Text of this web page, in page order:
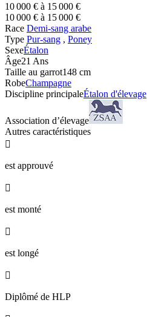
10 000 € à 15 000 €
10 000 € à 15 000 €
Race Demi-sang arabe
Type Pur-sang , Poney
SexeÉtalon
Âge21 Ans
Taille au garrot148 cm
RobeChampagne
Discipline principaleÉtalon d'élevage
Association d’élevage
Autres caractéristiques

est approuvé

est monté

est longé

Diplômé de HLP